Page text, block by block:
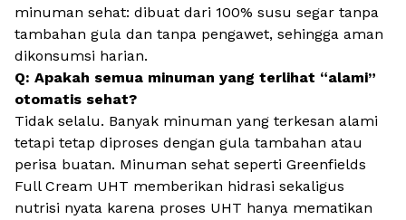
minuman sehat: dibuat dari 100% susu segar tanpa
tambahan gula dan tanpa pengawet, sehingga aman
dikonsumsi harian.
Q: Apakah semua minuman yang terlihat “alami”
otomatis sehat?
Tidak selalu. Banyak minuman yang terkesan alami
tetapi tetap diproses dengan gula tambahan atau
perisa buatan. Minuman sehat seperti Greenfields
Full Cream UHT memberikan hidrasi sekaligus
nutrisi nyata karena proses UHT hanya mematikan